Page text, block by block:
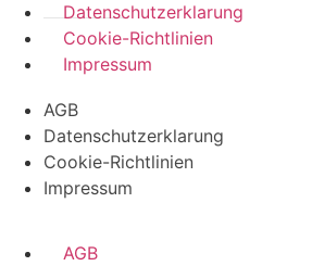
Datenschutzerklarung
Cookie-Richtlinien
Impressum
AGB
Datenschutzerklarung
Cookie-Richtlinien
Impressum
AGB